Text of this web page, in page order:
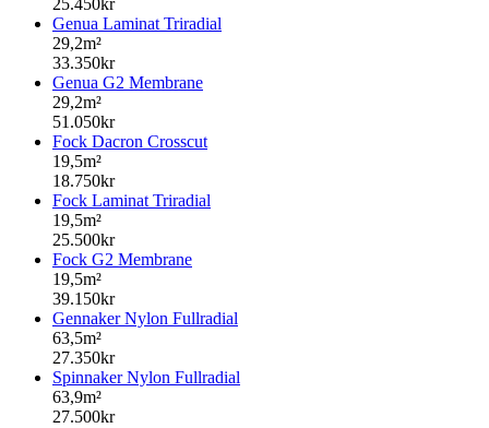
25.450kr
Genua Laminat Triradial
29,2m²
33.350kr
Genua G2 Membrane
29,2m²
51.050kr
Fock Dacron Crosscut
19,5m²
18.750kr
Fock Laminat Triradial
19,5m²
25.500kr
Fock G2 Membrane
19,5m²
39.150kr
Gennaker Nylon Fullradial
63,5m²
27.350kr
Spinnaker Nylon Fullradial
63,9m²
27.500kr